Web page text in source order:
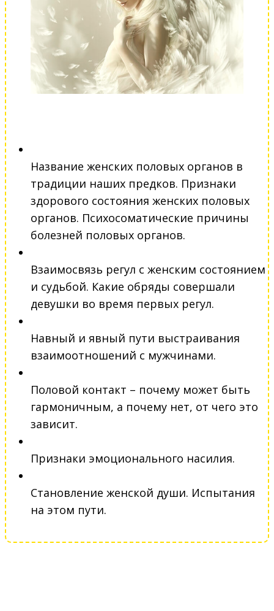
Название женских половых органов в
традиции наших предков. Признаки
здорового состояния женских половых
органов. Психосоматические причины
болезней половых органов.
Взаимосвязь регул с женским состоянием
и судьбой. Какие обряды совершали
девушки во время первых регул.
Навный и явный пути выстраивания
взаимоотношений с мужчинами.
Половой контакт – почему может быть
гармоничным, а почему нет, от чего это
зависит.
Признаки эмоционального насилия.
Становление женской души. Испытания
на этом пути.